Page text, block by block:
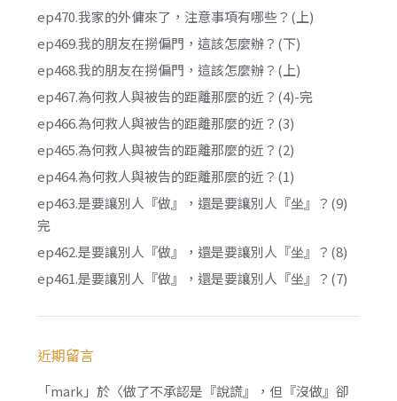
ep470.我家的外傭來了，注意事項有哪些？(上)
ep469.我的朋友在撈偏門，這該怎麼辦？(下)
ep468.我的朋友在撈偏門，這該怎麼辦？(上)
ep467.為何救人與被告的距離那麼的近？(4)-完
ep466.為何救人與被告的距離那麼的近？(3)
ep465.為何救人與被告的距離那麼的近？(2)
ep464.為何救人與被告的距離那麼的近？(1)
ep463.是要讓別人『做』，還是要讓別人『坐』？(9)
完
ep462.是要讓別人『做』，還是要讓別人『坐』？(8)
ep461.是要讓別人『做』，還是要讓別人『坐』？(7)
近期留言
「mark 」於〈做了不承認是『說謊』，但『沒做』卻